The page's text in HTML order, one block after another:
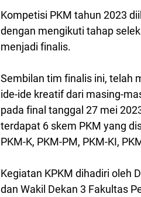
Kompetisi PKM tahun 2023
dengan mengikuti tahap
menjadi finalis.
Sembilan tim finalis ini, telah
ide-ide kreatif dari masing-
pada final tanggal 27 mei
terdapat 6 skem PKM yang
PKM-K, PKM-PM, PKM-KI,
Kegiatan KPKM dihadiri oleh
dan Wakil Dekan 3 Fakultas